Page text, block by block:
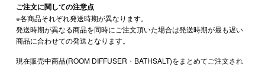
ご注文に関しての注意点
※各商品それぞれ発送時期が異なります。
発送時期が異なる商品を同時にご注文頂いた場合は発送時期が最も遅い
商品に合わせての発送となります。
現在販売中商品(ROOM DIFFUSER・BATHSALT)をまとめてご注文され